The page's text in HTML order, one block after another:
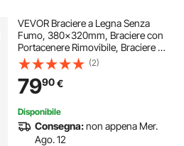
VEVOR Braciere a Legna Senza
Fumo, 380x320mm, Braciere con
Portacenere Rimovibile, Braciere da
Esterno Portatile per Interni in
Acciaio Inossidabile SUS430, per
Giardino Cortile Campeggio da
Esterno
(2)
7990€
Disponibile
Consegna:non appena Mer.
Ago. 12